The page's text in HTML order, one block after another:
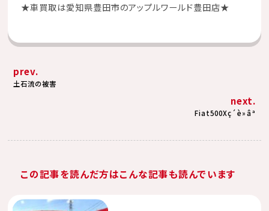
★車買取は愛知県豊田市のアップルワールド豊田店★
prev.
土石流の被害
next.
Fiat500Xç´è»âª
この記事を読んだ方はこんな記事も読んでいます